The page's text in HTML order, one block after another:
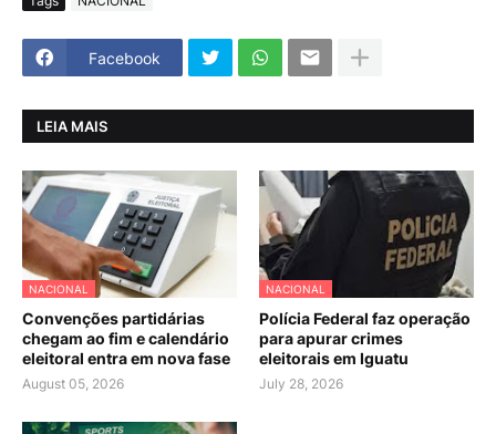
Facebook
LEIA MAIS
NACIONAL
Convenções partidárias
chegam ao fim e calendário
eleitoral entra em nova fase
August 05, 2026
NACIONAL
Polícia Federal faz operação
para apurar crimes
eleitorais em Iguatu
July 28, 2026